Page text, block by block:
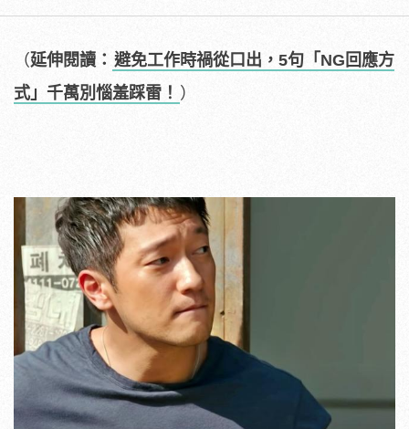
（延伸閱讀： 避免工作時禍從口出，5句「NG回應方
式」千萬別惱羞踩雷！ ）